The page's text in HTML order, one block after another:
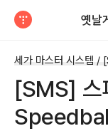
옛날
세가 마스터 시스템 /
[SMS] 스